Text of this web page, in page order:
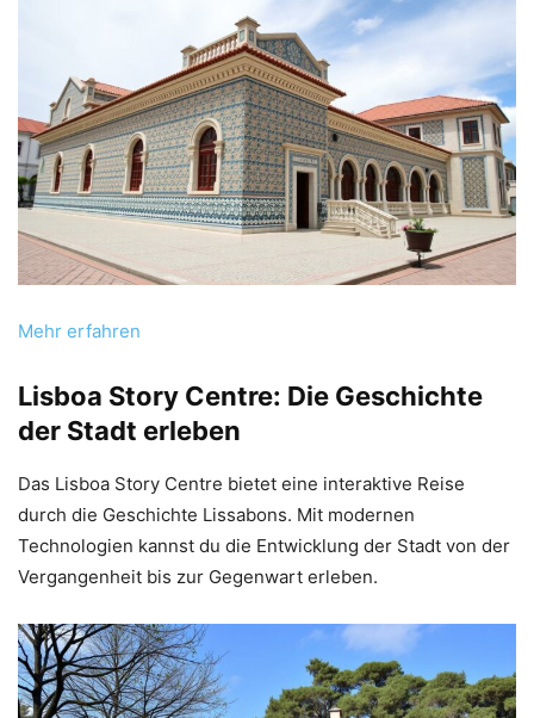
Mehr erfahren
Lisboa Story Centre: Die Geschichte
der Stadt erleben
Das Lisboa Story Centre bietet eine interaktive Reise
durch die Geschichte Lissabons. Mit modernen
Technologien kannst du die Entwicklung der Stadt von der
Vergangenheit bis zur Gegenwart erleben.